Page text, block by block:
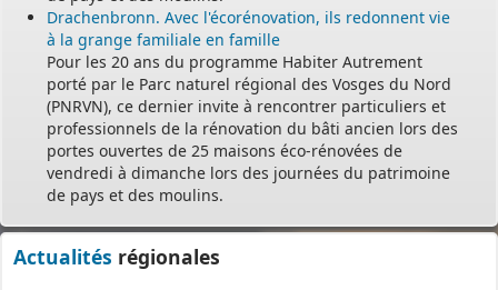
Drachenbronn. Avec l'écorénovation, ils redonnent vie
à la grange familiale en famille
Pour les 20 ans du programme Habiter Autrement
porté par le Parc naturel régional des Vosges du Nord
(PNRVN), ce dernier invite à rencontrer particuliers et
professionnels de la rénovation du bâti ancien lors des
portes ouvertes de 25 maisons éco-rénovées de
vendredi à dimanche lors des journées du patrimoine
de pays et des moulins.
Actualités régionales